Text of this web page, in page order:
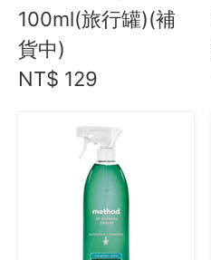
100ml(旅行罐)(補
貨中)
NT$ 129